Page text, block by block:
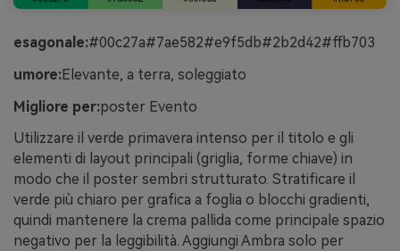
esagonale:#00c27a#7ae582#e9f5db#2b2d42#ffb703
umore:Elevante, a terra, soleggiato
Migliore per:poster Evento
Utilizzare il verde primavera intenso per il titolo e gli
elementi di layout principali (griglia, forme chiave) in
modo che il poster sembri strutturato. Stratificare il
verde più chiaro per grafica a foglia o blocchi gradienti,
quindi mantenere la crema pallida come principale spazio
negativo per la leggibilità. Aggiungi Ambra solo per